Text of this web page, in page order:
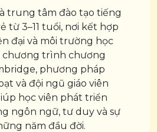
trung tâm đào tạo tiếng
từ 3–11 tuổi, nơi kết hợp
đại và môi trường học
chương trình chương
phương pháp
và đội ngũ giáo viên
học viên phát triển
ngôn ngữ, tư duy và sự
năm đầu đời.